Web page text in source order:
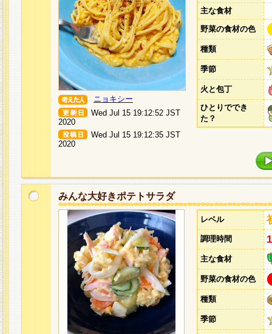
ニョキシー
Wed Jul 15 19:12:52 JST
2020
Wed Jul 15 19:12:35 JST
2020
主な食材
野菜の食材の色
種類
季節
火と包丁
ひとりででき
た？
みんな大好きポテトサラダ
レベル
調理時間
主な食材
野菜の食材の色
種類
季節